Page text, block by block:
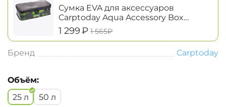
Сумка EVA для аксессуаров
Carptoday Aqua Accessory Box
System большая
‍1 299‍₽ ‍1 565‍₽
Бренд Carptoday
Объём:
25 л
50 л